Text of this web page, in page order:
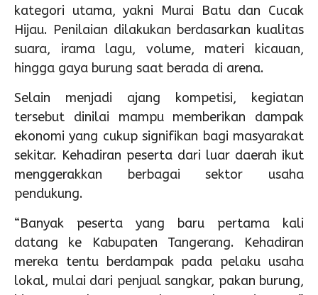
kategori utama, yakni Murai Batu dan Cucak
Hijau. Penilaian dilakukan berdasarkan kualitas
suara, irama lagu, volume, materi kicauan,
hingga gaya burung saat berada di arena.
Selain menjadi ajang kompetisi, kegiatan
tersebut dinilai mampu memberikan dampak
ekonomi yang cukup signifikan bagi masyarakat
sekitar. Kehadiran peserta dari luar daerah ikut
menggerakkan berbagai sektor usaha
pendukung.
“Banyak peserta yang baru pertama kali
datang ke Kabupaten Tangerang. Kehadiran
mereka tentu berdampak pada pelaku usaha
lokal, mulai dari penjual sangkar, pakan burung,